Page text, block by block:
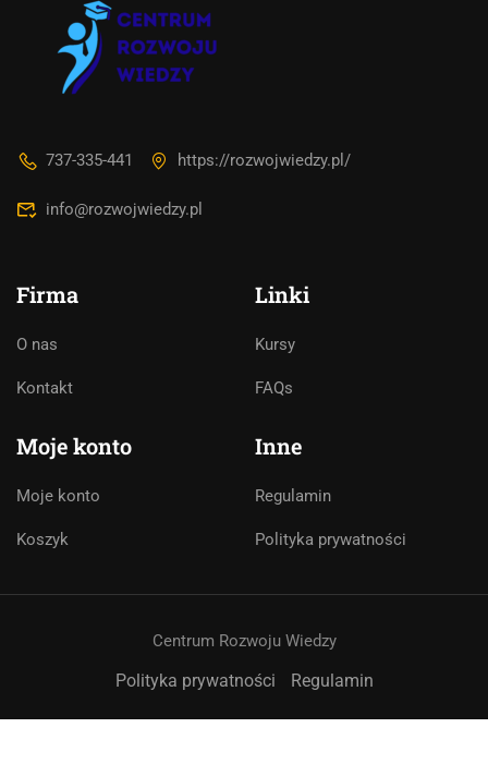
737-335-441 https://rozwojwiedzy.pl/
info@rozwojwiedzy.pl
Firma
O nas
Kontakt
Linki
Kursy
FAQs
Moje konto
Moje konto
Koszyk
Inne
Regulamin
Polityka prywatności
Centrum Rozwoju Wiedzy
Polityka prywatności Regulamin
asystentem AI. Jak mogę Ci pomóc?